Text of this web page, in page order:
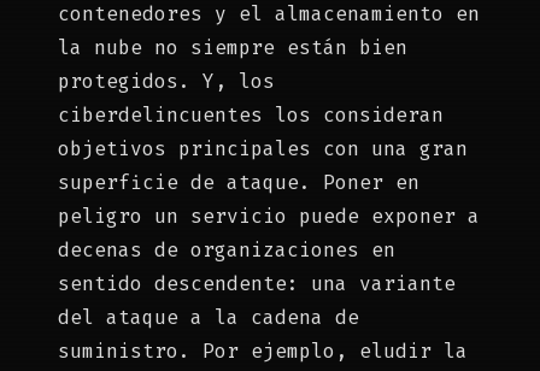
contenedores y el almacenamiento en
la nube no siempre están bien
protegidos. Y, los
ciberdelincuentes los consideran
objetivos principales con una gran
superficie de ataque. Poner en
peligro un servicio puede exponer a
decenas de organizaciones en
sentido descendente: una variante
del ataque a la cadena de
suministro. Por ejemplo, eludir la